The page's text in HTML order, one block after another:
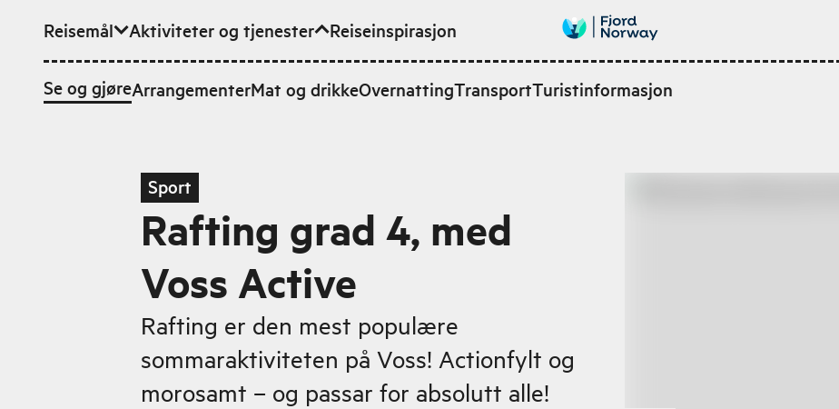
Hopp til hovedinnhold
Reisemål Aktiviteter og tjenester
Se og gjøreArrangementerMat og drikkeOvernattingTransportTuristinformasjon
Reiseinspirasjon
Sport
Rafting grad 4, med
Voss Active
Rafting er den mest populære
sommaraktiviteten på Voss! Actionfylt og
morosamt – og passar for absolutt alle!